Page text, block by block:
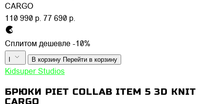
CARGO
110 990 р. 77 690 р.
Сплитом дешевле -10%
l В корзину Перейти в корзину
Kidsuper Studios
БРЮКИ PIET COLLAB ITEM 5 3D KNIT
CARGO